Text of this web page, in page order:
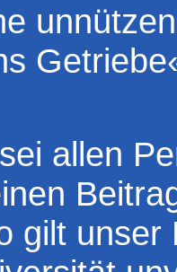
allen
gilt